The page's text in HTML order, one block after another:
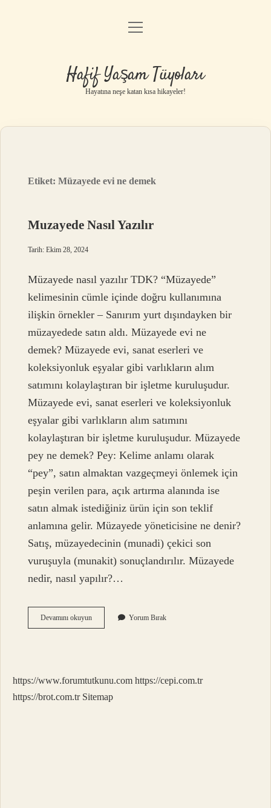
Anasayfa
Yasal Uyarı
menüyü
Hafif Yaşam Tüyoları
Hayatına neşe katan kısa hikayeler!
Etiket:Müzayede evi ne demek
Muzayede Nasıl Yazılır
Tarih: Ekim 28, 2024
Müzayede nasıl yazılır TDK? “Müzayede”
kelimesinin cümle içinde doğru kullanımına
ilişkin örnekler – Sanırım yurt dışındayken bir
müzayedede satın aldı. Müzayede evi ne
demek? Müzayede evi, sanat eserleri ve
koleksiyonluk eşyalar gibi varlıkların alım
satımını kolaylaştıran bir işletme kuruluşudur.
Müzayede evi, sanat eserleri ve koleksiyonluk
eşyalar gibi varlıkların alım satımını
kolaylaştıran bir işletme kuruluşudur. Müzayede
pey ne demek? Pey: Kelime anlamı olarak
“pey”, satın almaktan vazgeçmeyi önlemek için
peşin verilen para, açık artırma alanında ise
satın almak istediğiniz ürün için son teklif
anlamına gelir. Müzayede yöneticisine ne denir?
Satış, müzayedecinin (munadi) çekici son
vuruşuyla (munakit) sonuçlandırılır. Müzayede
nedir, nasıl yapılır?…
Devamını okuyunMuzayede
Nasıl
Yorum Bırak
https://www.forumtutkunu.com https://cepi.com.tr
https://brot.com.tr Sitemap